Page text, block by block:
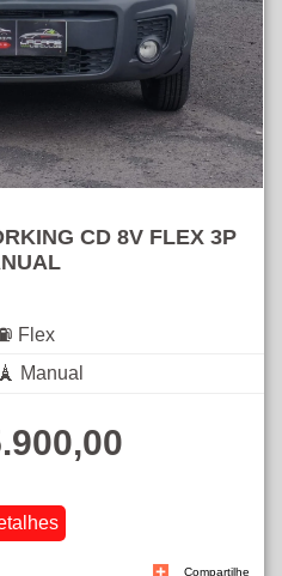
CD 8V FLEX 3P
⛽ Flex
🗼 Manual
Compartilhe